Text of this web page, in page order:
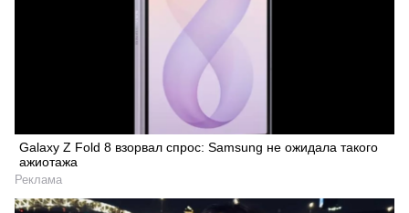
Galaxy Z Fold 8 взорвал спрос: Samsung не ожидала такого
ажиотажа
Реклама